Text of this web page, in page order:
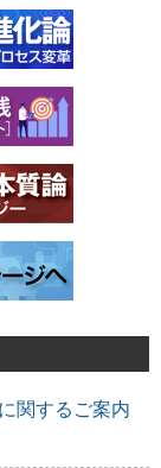
関するご案内